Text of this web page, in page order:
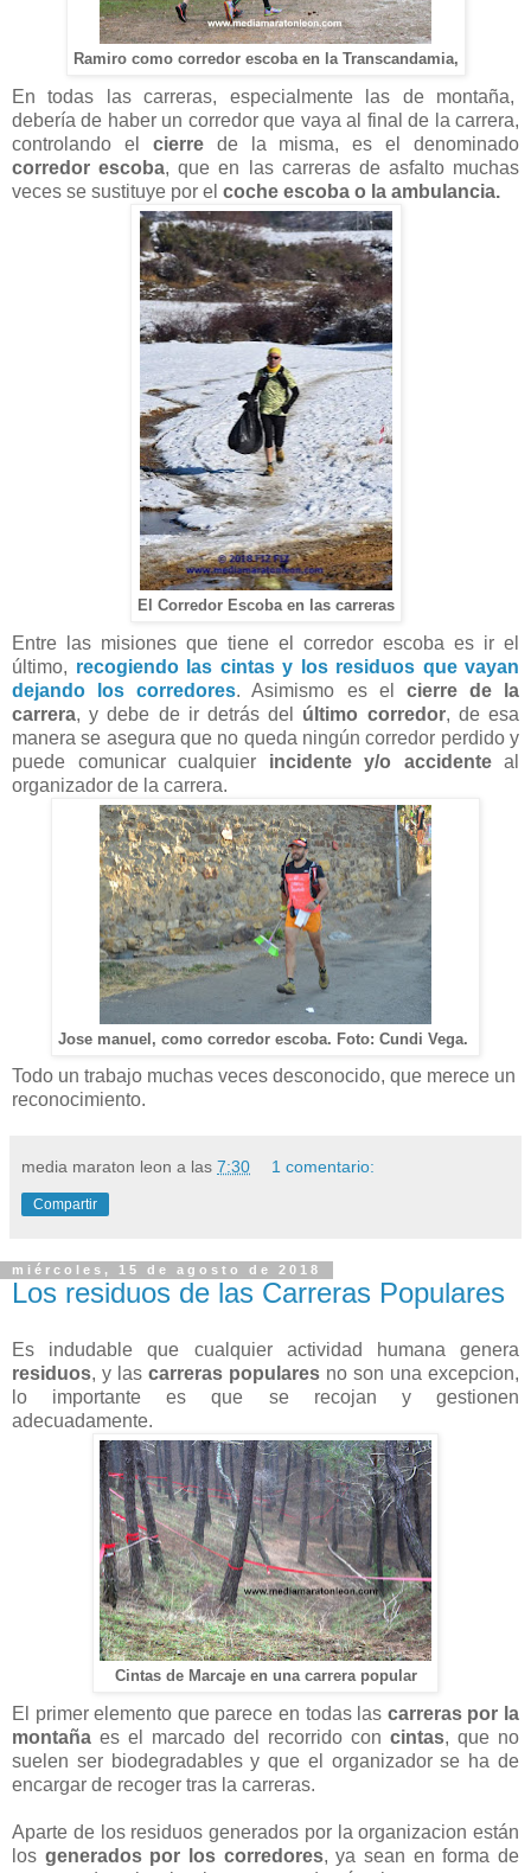
Ramiro como corredor escoba en la Transcandamia,
En todas las carreras, especialmente las de montaña,
debería de haber un corredor que vaya al final de la carrera,
controlando el cierrede la misma, es el denominado
corredor escoba, que en las carreras de asfalto muchas
veces se sustituye por el coche escoba o la ambulancia.
El Corredor Escoba en las carreras
Entre las misiones que tiene el corredor escoba es ir el
último, recogiendo las cintas y los residuos que vayan
dejando los corredores. Asimismo es el cierre de la
carrera, y debe de ir detrás del último corredor, de esa
manera se asegura que no queda ningún corredor perdido y
puede comunicar cualquier incidente y/o accidenteal
organizador de la carrera.
Jose manuel, como corredor escoba. Foto: Cundi Vega.
Todo un trabajo muchas veces desconocido, que merece un
reconocimiento.
media maraton leon a las 7:30 1 comentario:
Compartir
miércoles, 15 de agosto de 2018
Los residuos de las Carreras Populares
Es indudable que cualquier actividad humana genera
residuos, y las carreras populares no son una excepcion,
lo importante es que se recojan y gestionen
adecuadamente.
Cintas de Marcaje en una carrera popular
El primer elemento que parece en todas las carreras por la
montaña es el marcado del recorrido con cintas, que no
suelen ser biodegradables y que el organizador se ha de
encargar de recoger tras la carreras.
Aparte de los residuos generados por la organizacion están
los generados por los corredores, ya sean en forma de